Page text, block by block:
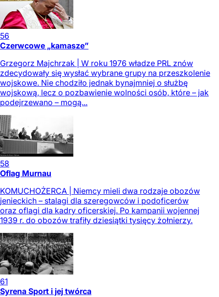
56
Czerwcowe „kamasze”
Grzegorz Majchrzak | W roku 1976 władze PRL znów
zdecydowały się wysłać wybrane grupy na przeszkolenie
wojskowe. Nie chodziło jednak bynajmniej o służbę
wojskową, lecz o pozbawienie wolności osób, które – jak
podejrzewano – mogą...
58
Oflag Murnau
KOMUCHOŻERCA | Niemcy mieli dwa rodzaje obozów
jenieckich – stalagi dla szeregowców i podoficerów
oraz oflagi dla kadry oficerskiej. Po kampanii wojennej
1939 r. do obozów trafiły dziesiątki tysięcy żołnierzy.
61
Syrena Sport i jej twórca